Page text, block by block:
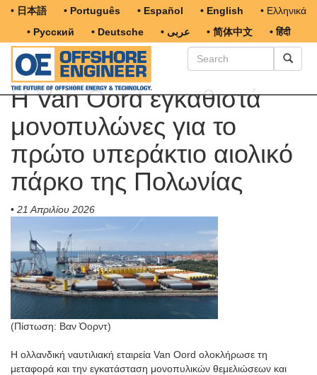
• 日本語 • Português • Español • English
• Ελληνικά
• Русский
• Deutsche • عربى • 简体中文 • हिंदी
Η Van Oord εγκαθιστά
μονοπυλώνες για το
πρώτο υπεράκτιο αιολικό
πάρκο της Πολωνίας
• 21 Απριλίου 2026
(Πίστωση: Βαν Όορντ)
Η ολλανδική ναυτιλιακή εταιρεία Van Oord ολοκλήρωσε τη
μεταφορά και την εγκατάσταση μονοπυλικών θεμελιώσεων και